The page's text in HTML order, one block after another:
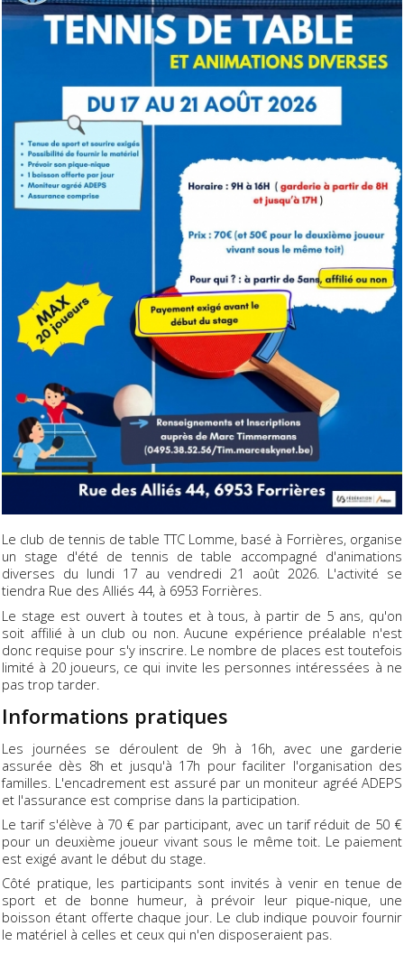
Le club de tennis de table TTC Lomme, basé à Forrières, organise
un stage d'été de tennis de table accompagné d'animations
diverses du lundi 17 au vendredi 21 août 2026. L'activité se
tiendra Rue des Alliés 44, à 6953 Forrières.
Le stage est ouvert à toutes et à tous, à partir de 5 ans, qu'on
soit affilié à un club ou non. Aucune expérience préalable n'est
donc requise pour s'y inscrire. Le nombre de places est toutefois
limité à 20 joueurs, ce qui invite les personnes intéressées à ne
pas trop tarder.
Informations pratiques
Les journées se déroulent de 9h à 16h, avec une garderie
assurée dès 8h et jusqu'à 17h pour faciliter l'organisation des
familles. L'encadrement est assuré par un moniteur agréé ADEPS
et l'assurance est comprise dans la participation.
Le tarif s'élève à 70 € par participant, avec un tarif réduit de 50 €
pour un deuxième joueur vivant sous le même toit. Le paiement
est exigé avant le début du stage.
Côté pratique, les participants sont invités à venir en tenue de
sport et de bonne humeur, à prévoir leur pique-nique, une
boisson étant offerte chaque jour. Le club indique pouvoir fournir
le matériel à celles et ceux qui n'en disposeraient pas.